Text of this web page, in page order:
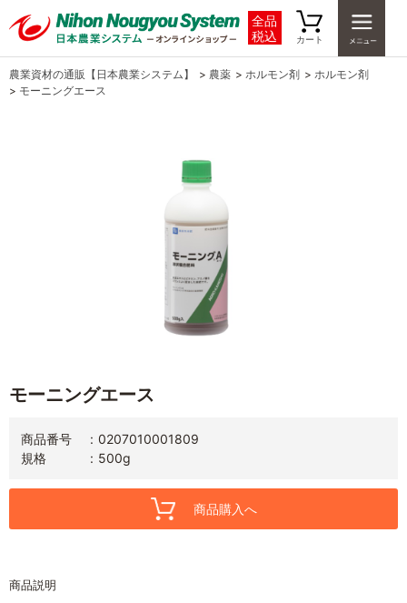
全品
税込
カート
農業資材の通販【日本農業システム】 > 農薬 > ホルモン剤 > ホルモン剤
> モーニングエース
モーニングエース
商品番号
0207010001809
規格
500g
商品購入へ
商品説明